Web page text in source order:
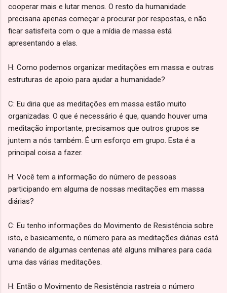
cooperar mais e lutar menos. O resto da humanidade
precisaria apenas começar a procurar por respostas, e não
ficar satisfeita com o que a mídia de massa está
apresentando a elas.
H: Como podemos organizar meditações em massa e outras
estruturas de apoio para ajudar a humanidade?
C: Eu diria que as meditações em massa estão muito
organizadas. O que é necessário é que, quando houver uma
meditação importante, precisamos que outros grupos se
juntem a nós também. É um esforço em grupo. Esta é a
principal coisa a fazer.
H: Você tem a informação do número de pessoas
participando em alguma de nossas meditações em massa
diárias?
C: Eu tenho informações do Movimento de Resistência sobre
isto, e basicamente, o número para as meditações diárias está
variando de algumas centenas até alguns milhares para cada
uma das várias meditações.
H: Então o Movimento de Resistência rastreia o número